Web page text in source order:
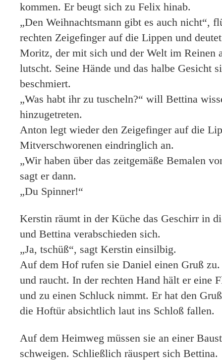
kommen. Er beugt sich zu Felix hinab.
„Den Weihnachtsmann gibt es auch nicht“,
rechten Zeigefinger auf die Lippen und
Moritz, der mit sich und der Welt im Reinen
lutscht. Seine Hände und das halbe Gesicht
beschmiert.
„Was habt ihr zu tuscheln?“ will Bettina
hinzugetreten.
Anton legt wieder den Zeigefinger auf die
Mitverschworenen eindringlich an.
„Wir haben über das zeitgemäße Bemalen
sagt er dann.
„Du Spinner!“
Kerstin räumt in der Küche das Geschirr in
und Bettina verabschieden sich.
„Ja, tschüß“, sagt Kerstin einsilbig.
Auf dem Hof rufen sie Daniel einen Gruß zu.
und raucht. In der rechten Hand hält er eine
und zu einen Schluck nimmt. Er hat den
die Hoftür absichtlich laut ins Schloß fallen.
Auf dem Heimweg müssen sie an einer
schweigen. Schließlich räuspert sich Bettina.